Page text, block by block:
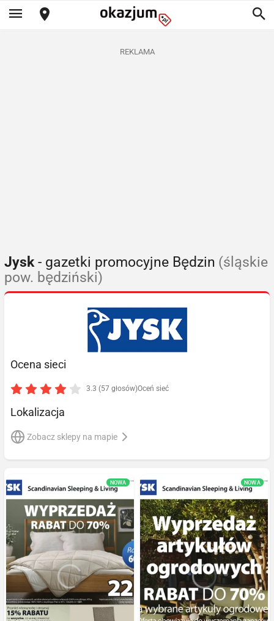
REKLAMA
Jysk- gazetki promocyjne Będzin (śląskie
pow. będziński)
Ocena sieci
3.3 (57 głosów)Oceń sieć
Lokalizacja
Zobacz sklepy na mapie
NOWA NOWA